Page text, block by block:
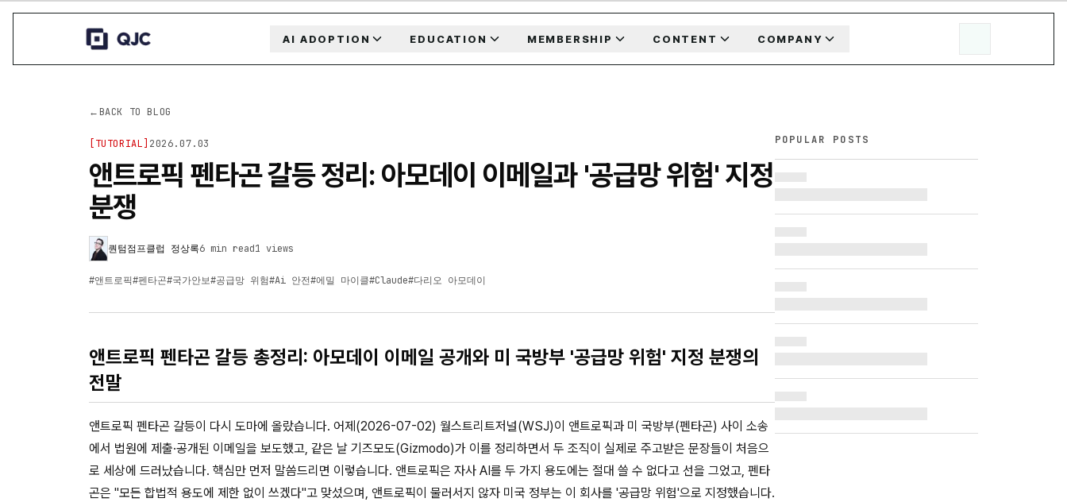
AI ADOPTION EDUCATION MEMBERSHIP CONTENT COMPANY
← BACK TO BLOG
TUTORIAL 2026.07.03
앤트로픽 펜타곤 갈등 정리: 아모데이 이메일과 '공급망 위험' 지정
분쟁
퀀텀점프클럽 정상록6 min read1 views
#앤트로픽#펜타곤#국가안보#공급망 위험#Ai 안전#에밀 마이클#Claude#다리오 아모데이
앤트로픽 펜타곤 갈등 총정리: 아모데이 이메일 공개와 미 국방부 '공급망 위험' 지정 분쟁의
전말
앤트로픽 펜타곤 갈등이 다시 도마에 올랐습니다. 어제(2026-07-02) 월스트리트저널(WSJ)이 앤트로픽과 미 국방부(펜타곤) 사이 소송
에서 법원에 제출·공개된 이메일을 보도했고, 같은 날 기즈모도(Gizmodo)가 이를 정리하면서 두 조직이 실제로 주고받은 문장들이 처음으
로 세상에 드러났습니다. 핵심만 먼저 말씀드리면 이렇습니다. 앤트로픽은 자사 AI를 두 가지 용도에는 절대 쓸 수 없다고 선을 그었고, 펜타
곤은 "모든 합법적 용도에 제한 없이 쓰겠다"고 맞섰으며, 앤트로픽이 물러서지 않자 미국 정부는 이 회사를 '공급망 위험'으로 지정했습니다.
POPULAR POSTS